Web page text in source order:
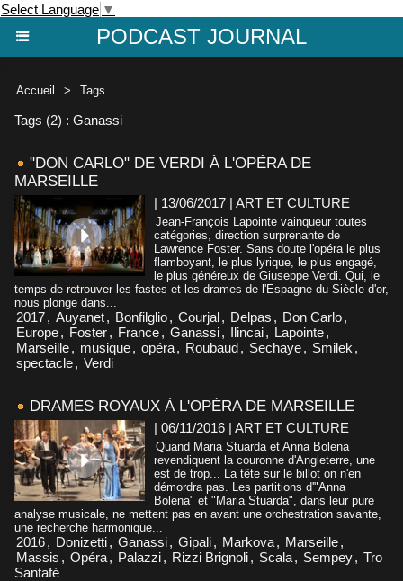
Select Language ▼
PODCAST JOURNAL
Accueil > Tags
Tags (2) : Ganassi
"DON CARLO" DE VERDI À L'OPÉRA DE
MARSEILLE
| 13/06/2017 | ART ET CULTURE
Jean-François Lapointe vainqueur toutes
catégories, direction surprenante de
Lawrence Foster. Sans doute l'opéra le plus
flamboyant, le plus lyrique, le plus engagé,
le plus généreux de Giuseppe Verdi. Qui, le
temps de retrouver les fastes et les drames de l'Espagne du Siècle d'or,
nous plonge dans...
2017, Auyanet, Bonfilglio, Courjal, Delpas , Don Carlo,
Europe, Foster, France, Ganassi, Ilincai, Lapointe,
Marseille, musique, opéra, Roubaud, Sechaye, Smilek ,
spectacle, Verdi
DRAMES ROYAUX À L'OPÉRA DE MARSEILLE
| 06/11/2016 | ART ET CULTURE
Quand Maria Stuarda et Anna Bolena
revendiquent la couronne d'Angleterre, une
est de trop... La tête sur le billot on n'en
démordra pas. Les partitions d'"Anna
Bolena" et "Maria Stuarda", dans leur pure
analyse musicale, ne mettent pas en avant une orchestration savante,
une recherche harmonique...
2016, Donizetti, Ganassi, Gipali, Markova, Marseille,
Massis , Opéra, Palazzi, Rizzi Brignoli, Scala, Sempey, Tro
Santafé